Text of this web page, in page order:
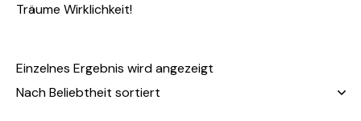
Träume Wirklichkeit!
Einzelnes Ergebnis wird angezeigt